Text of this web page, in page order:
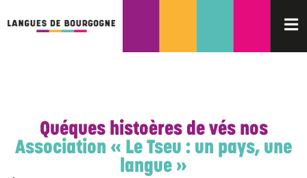
Quéques histoères de vés nos
Association « Le Tseu : un pays, une
langue »